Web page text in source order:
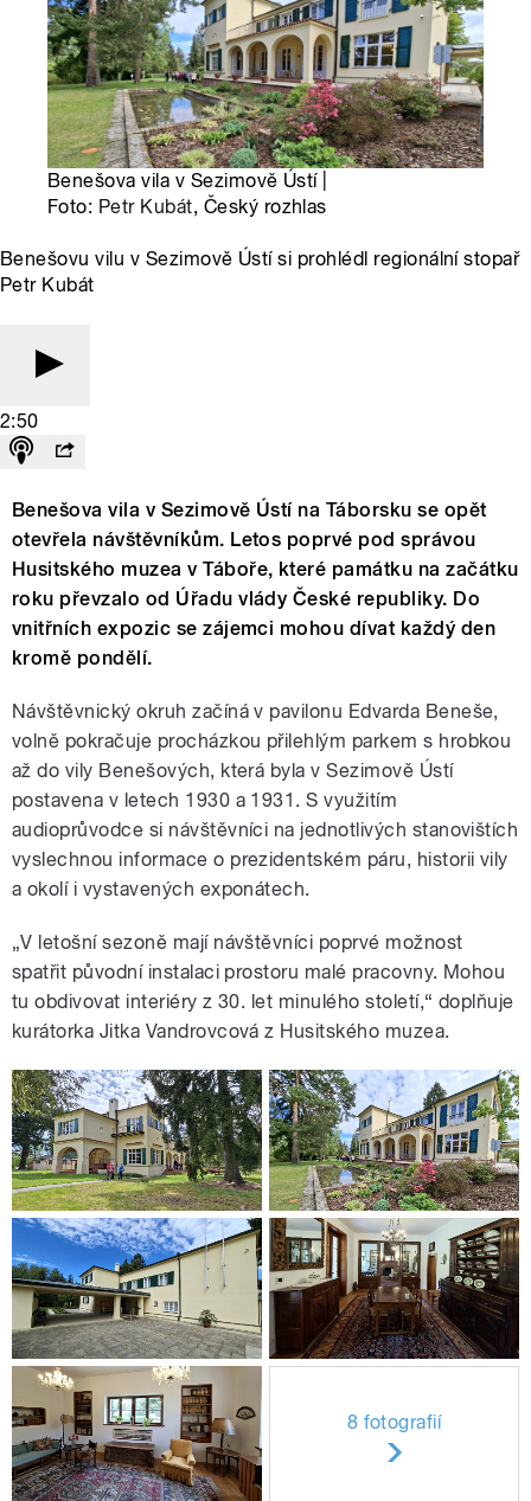
Benešova vila v Sezimově Ústí |
Foto: Petr Kubát, Český rozhlas
Benešovu vilu v Sezimově Ústí si prohlédl regionální stopař
Petr Kubát
2:50
Benešova vila v Sezimově Ústí na Táborsku se opět
otevřela návštěvníkům. Letos poprvé pod správou
Husitského muzea v Táboře, které památku na začátku
roku převzalo od Úřadu vlády České republiky. Do
vnitřních expozic se zájemci mohou dívat každý den
kromě pondělí.
Návštěvnický okruh začíná v pavilonu Edvarda Beneše,
volně pokračuje procházkou přilehlým parkem s hrobkou
až do vily Benešových, která byla v Sezimově Ústí
postavena v letech 1930 a 1931. S využitím
audioprůvodce si návštěvníci na jednotlivých stanovištích
vyslechnou informace o prezidentském páru, historii vily
a okolí i vystavených exponátech.
„V letošní sezoně mají návštěvníci poprvé možnost
spatřit původní instalaci prostoru malé pracovny. Mohou
tu obdivovat interiéry z 30. let minulého století,“ doplňuje
kurátorka Jitka Vandrovcová z Husitského muzea.
8 fotografií